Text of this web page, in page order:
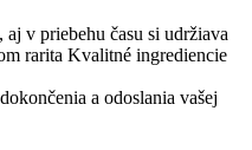
v priebehu času si udržiava
rarita Kvalitné ingrediencie
a odoslania vašej